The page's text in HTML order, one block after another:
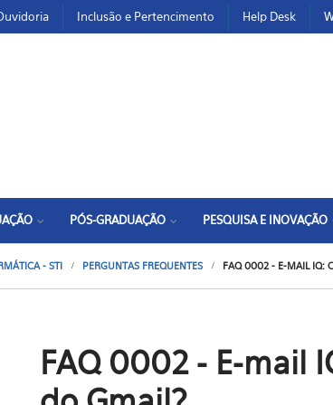
Inclusão e Pertencimento Help Desk
PÓS-GRADUAÇÃO PESQUISA E INOVAÇÃO
- STI PERGUNTAS FREQUENTES FAQ 0002 - E-MAIL IQ:
FAQ 0002 - E-mail